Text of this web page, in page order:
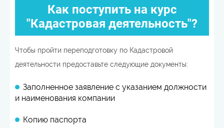
Как поступить на курс
"Кадастровая деятельность"?
Чтобы пройти переподготовку по Кадастровой
деятельности предоставьте следующие документы:
Заполненное заявление с указанием должности
и наименования компании
Копию паспорта